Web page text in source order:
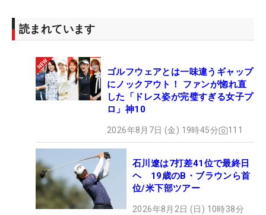
読まれています
ゴルフウェアとは一味違うギャップ
にノックアウト！ ファンが惚れ直
した「ドレス姿が完璧すぎる女子プ
ロ」神10
2026年8月7日 (金) 19時45分 111
石川遼は7打差41位で最終日
ヘ 19歳のB・ブラウンら首
位/米下部ツアー
2026年8月2日 (日) 10時38分